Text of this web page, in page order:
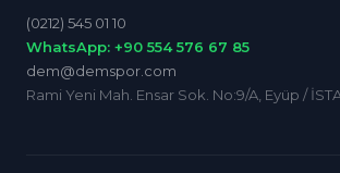
(0212) 545 01 10
WhatsApp: +90 554 576 67 85
dem@demspor.com
Rami Yeni Mah. Ensar Sok. No:9/A, Eyüp /